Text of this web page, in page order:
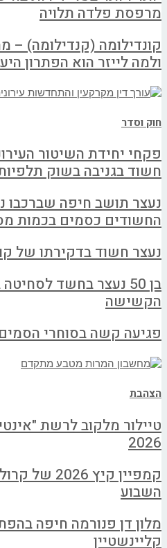
מרפסת פלדה תלויה
קונדילומה (קנדילומה) –
ולמה לייזר הוא הפתרון
חוק וסדר
פקחי יחידת השיטור
חשוד בגניבה בשוק
נעצר תושב חיפה שברכבו
החשודים כסמים בכמות
נעצר חשוד בדקירתו של קורבן בן
בן 50 נעצר בחשד
הקשישה
פגיעה קשה בסוחרי
הצהבת
טיילור מלקוב לרשת
2026
קמפיין קיץ
השבוע
מלון דן פנורמה חיפה
קליינשטיין